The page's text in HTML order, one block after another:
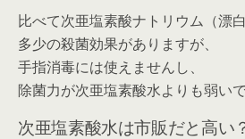
比べて次亜塩素酸ナトリウム（漂
多少の殺菌効果がありますが、
手指消毒には使えませんし、
除菌力が次亜塩素酸水よりも弱いで
次亜塩素酸水は市販だと高い